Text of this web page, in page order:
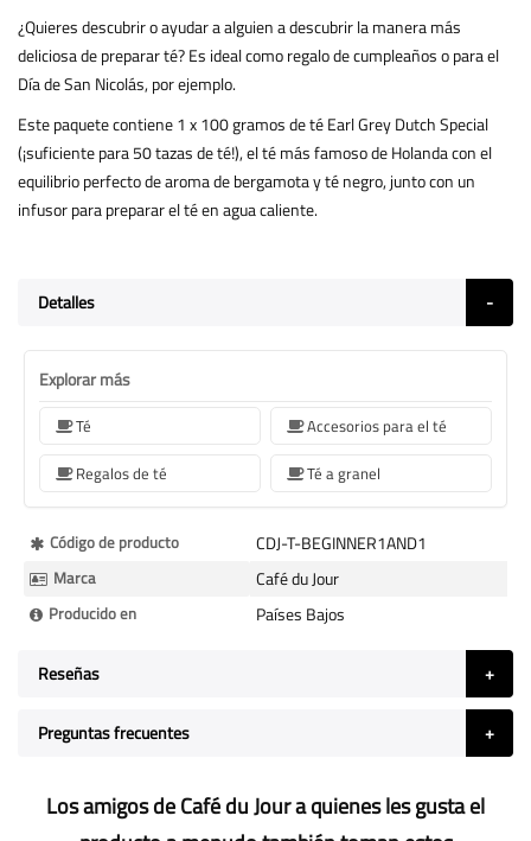
¿Quieres descubrir o ayudar a alguien a descubrir la manera más
deliciosa de preparar té? Es ideal como regalo de cumpleaños o para el
Día de San Nicolás, por ejemplo.
Este paquete contiene 1 x 100 gramos de té Earl Grey Dutch Special
(¡suficiente para 50 tazas de té!), el té más famoso de Holanda con el
equilibrio perfecto de aroma de bergamota y té negro, junto con un
infusor para preparar el té en agua caliente.
Detalles
Explorar más
Té
Accesorios para el té
Regalos de té
Té a granel
Más
Información
Código de producto CDJ-T-BEGINNER1AND1
Marca Café du Jour
Producido en Países Bajos
Reseñas
Preguntas frecuentes
Los amigos de Café du Jour a quienes les gusta el